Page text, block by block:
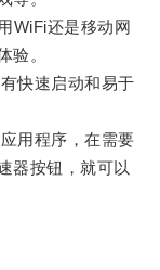
还是移动网
验。
快速启动和易于
用程序，在需要
器按钮，就可以